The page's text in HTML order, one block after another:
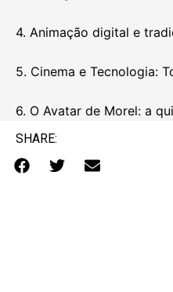
4. Animação digital e
5. Cinema e Tecnologia:
6. O Avatar de Morel: a
SHARE: